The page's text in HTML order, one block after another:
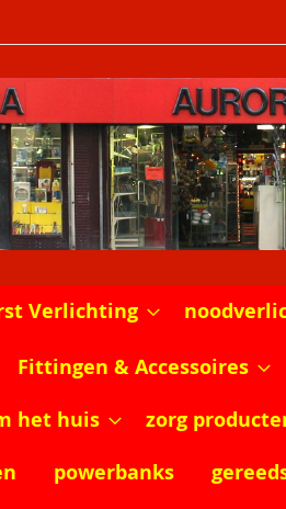
Verlichting
Fittingen & Accessoires
het huis zorg
powerbanks